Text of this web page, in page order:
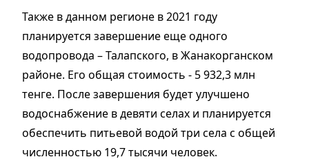
Также в данном регионе в 2021 году
планируется завершение еще одного
водопровода – Талапского, в Жанакорганском
районе. Его общая стоимость - 5 932,3 млн
тенге. После завершения будет улучшено
водоснабжение в девяти селах и планируется
обеспечить питьевой водой три села с общей
численностью 19,7 тысячи человек.